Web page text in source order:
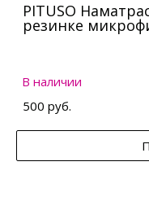
PITUSO
резинке
В наличии
500 руб.